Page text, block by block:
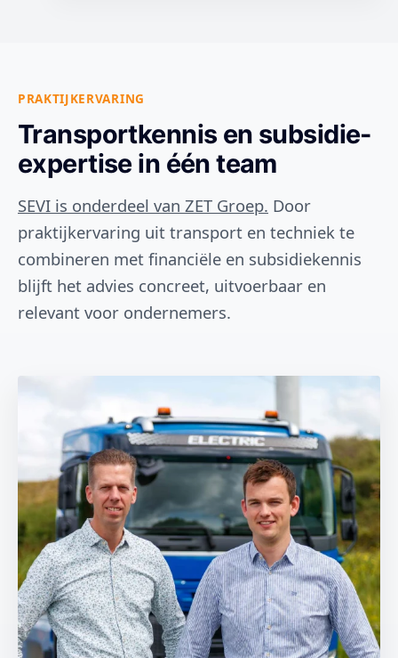
PRAKTIJKERVARING
Transportkennis en subsidie-
expertise in één team
SEVI is onderdeel van ZET Groep. Door
praktijkervaring uit transport en techniek te
combineren met financiële en subsidiekennis
blijft het advies concreet, uitvoerbaar en
relevant voor ondernemers.